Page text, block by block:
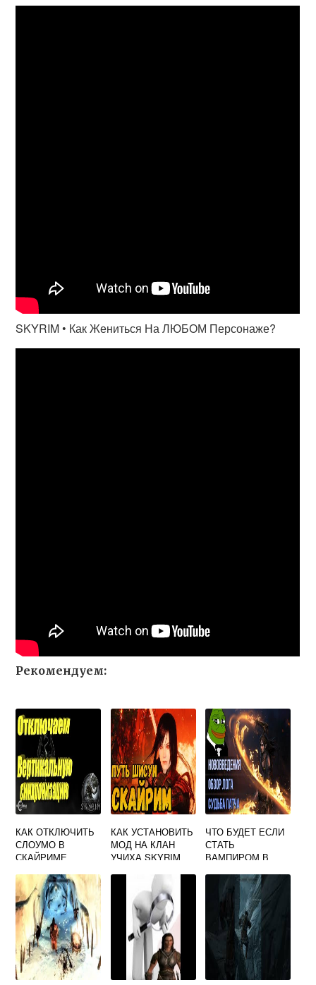
SKYRIM • Как Жениться На ЛЮБОМ Персонаже?
Рекомендуем:
КАК ОТКЛЮЧИТЬ
СЛОУМО В
СКАЙРИМЕ
КАК УСТАНОВИТЬ
МОД НА КЛАН
УЧИХА SKYRIM
ЧТО БУДЕТ ЕСЛИ
СТАТЬ
ВАМПИРОМ В